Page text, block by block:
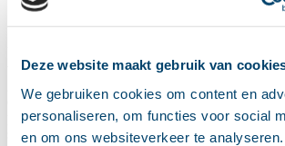
Deze website maakt gebruik van
We gebruiken cookies om content en
personaliseren, om functies voor social
en om ons websiteverkeer te
Computer Telefonie
van de handige toepassingen die CTI biedt,
dat klanten eenvoudig door het systeem
pop-up screen met alle gegevens van de klant -
sneller, efficiënter en zonder fouten te woord